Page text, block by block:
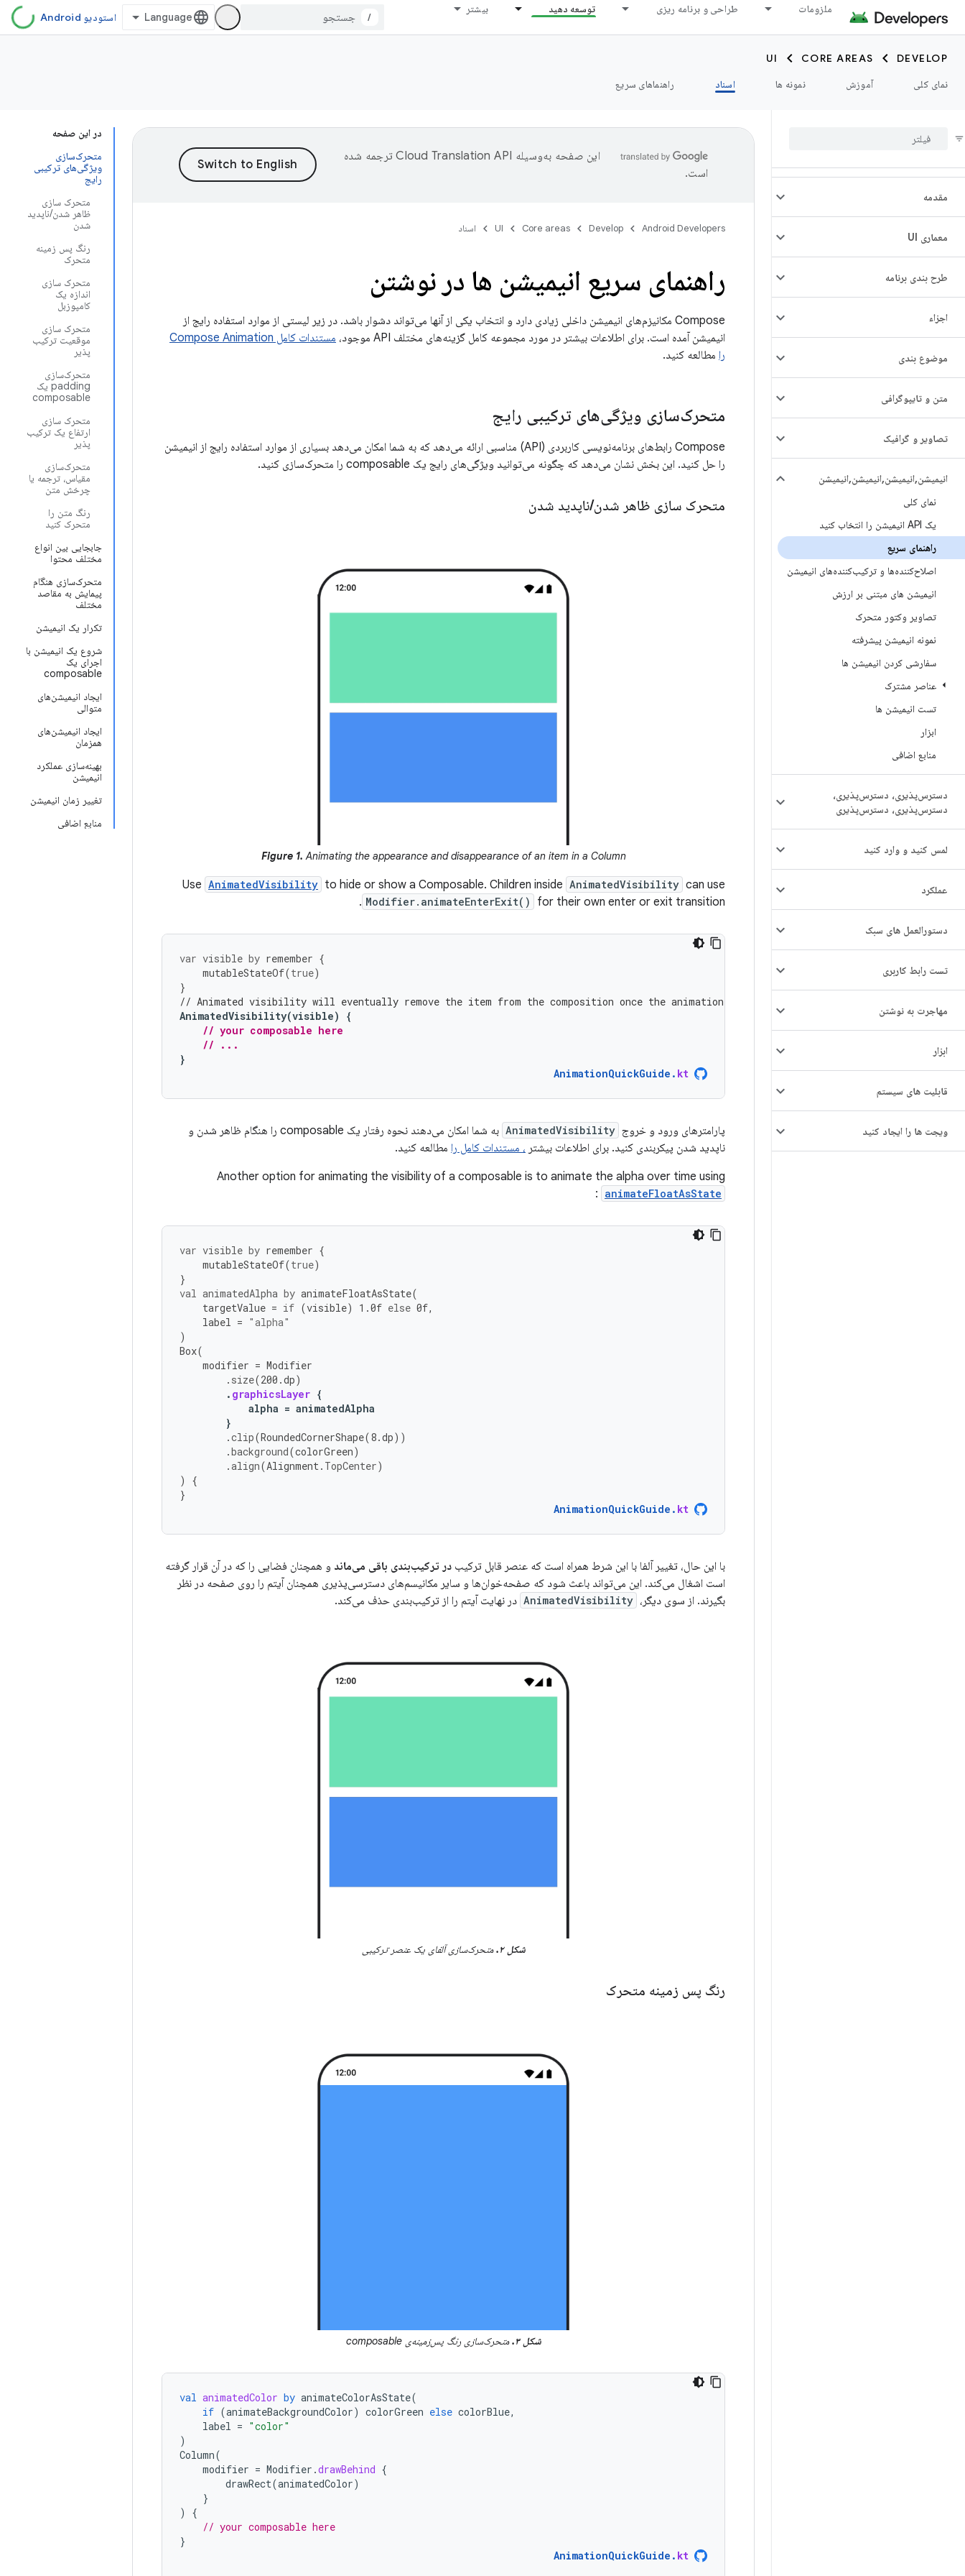
ملزومات طراحی و برنامه ریزی توسعه دهید بیشتر
/ استودیو Android
DEVELOP
CORE AREAS
UI
نمای کلی
آموزش نمونه ها اسناد راهنماهای سریع
مقدمه
معماری UI
طرح بندی برنامه
اجزاء
موضوع بندی
متن و تایپوگرافی
تصاویر و گرافیک
انیمیشن,انیمیشن,انیمیشن,انیمیشن
نمای کلی
یک API انیمیشن را انتخاب کنید
راهنمای سریع
اصلاح‌کننده‌ها و ترکیب‌کننده‌های انیمیشن
انیمیشن های مبتنی بر ارزش
تصاویر وکتور متحرک
نمونه انیمیشن پیشرفته
سفارشی کردن انیمیشن ها
عناصر مشترک
تست انیمیشن ها
ابزار
منابع اضافی
دسترس‌پذیری، دسترس‌پذیری،
دسترس‌پذیری، دسترس‌پذیری
لمس کنید و وارد کنید
عملکرد
دستورالعمل های سبک
تست رابط کاربری
مهاجرت به نوشتن
ابزار
قابلیت های سیستم
ویجت ها را ایجاد کنید
در این صفحه
متحرک‌سازی
ویژگی‌های ترکیبی
رایج
متحرک سازی
ظاهر شدن/ناپدید
شدن
رنگ پس زمینه
متحرک
متحرک سازی
اندازه یک
کامپوزبل
متحرک سازی
موقعیت ترکیب
پذیر
متحرک‌سازی
padding یک
composable
متحرک سازی
ارتفاع یک ترکیب
پذیر
متحرک‌سازی
مقیاس، ترجمه یا
چرخش متن
رنگ متن را
متحرک کنید
جابجایی بین انواع
مختلف محتوا
متحرک‌سازی هنگام
پیمایش به مقاصد
مختلف
تکرار یک انیمیشن
شروع یک انیمیشن با
اجرای یک
composable
ایجاد انیمیشن‌های
متوالی
ایجاد انیمیشن‌های
همزمان
بهینه‌سازی عملکرد
انیمیشن
تغییر زمان انیمیشن
منابع اضافی
این صفحه به‌وسیله
ترجمه شده
است.
Android Developers
Develop
Core areas
UI اسناد
راهنمای سریع انیمیشن ها در نوشتن
Compose مکانیزم‌های انیمیشن داخلی زیادی دارد و انتخاب یکی از آنها می‌تواند دشوار باشد. در زیر لیستی از موارد استفاده رایج از
انیمیشن آمده است. برای اطلاعات بیشتر در مورد مجموعه کامل گزینه‌های مختلف API موجود،
مستندات کامل Compose Animation
را مطالعه کنید.
متحرک‌سازی ویژگی‌های ترکیبی رایج
Compose رابط‌های برنامه‌نویسی کاربردی (API) مناسبی ارائه می‌دهد که به شما امکان می‌دهد بسیاری از موارد استفاده رایج از انیمیشن
را حل کنید. این بخش نشان می‌دهد که چگونه می‌توانید ویژگی‌های رایج یک composable را متحرک‌سازی کنید.
متحرک سازی ظاهر شدن/ناپدید شدن
Figure 1. Animating the appearance and disappearance of an item in a Column
Use AnimatedVisibility to hide or show a Composable. Children inside AnimatedVisibility can use
Modifier.animateEnterExit() for their own enter or exit transition.
var visible by remember {
mutableStateOf(true)
}
// Animated visibility will eventually remove the item from the composition once the animation has finished.
AnimatedVisibility(visible)
{
// your composable here
// ...
}
AnimationQuickGuide . kt
پارامترهای ورود و خروج AnimatedVisibility
به شما امکان می‌دهند نحوه رفتار یک composable را هنگام ظاهر شدن و
ناپدید شدن پیکربندی کنید. برای اطلاعات بیشتر ، مستندات کامل را مطالعه کنید.
Another option for animating the visibility of a composable is to animate the alpha over time using
animateFloatAsState
:
var visible by remember {
mutableStateOf(true)
}
val animatedAlpha by animateFloatAsState(
targetValue = if (visible) 1.0f else 0f,
label = "alpha"
)
Box(
modifier = Modifier
. size(200.dp)
. graphicsLayer {
alpha = animatedAlpha
}
.clip(RoundedCornerShape(8.dp))
.background(colorGreen)
.align(Alignment. TopCenter)
)
{
}
AnimationQuickGuide . kt
با این حال، تغییر آلفا با این شرط همراه است که عنصر قابل ترکیب در ترکیب‌بندی باقی می‌ماند و همچنان فضایی را که در آن قرار گرفته
است اشغال می‌کند. این می‌تواند باعث شود که صفحه‌خوان‌ها و سایر مکانیسم‌های دسترسی‌پذیری همچنان آیتم را روی صفحه در نظر
بگیرند. از سوی دیگر، AnimatedVisibility در نهایت آیتم را از ترکیب‌بندی حذف می‌کند.
شکل ۲. متحرک‌سازی آلفای یک عنصر ترکیبی
رنگ پس زمینه متحرک
شکل ۳. متحرک‌سازی رنگ پس‌زمینه‌ی composable
val animatedColor by animateColorAsState(
if (animateBackgroundColor) colorGreen else colorBlue,
label = "color"
)
Column(
modifier = Modifier .drawBehind {
drawRect(animatedColor)
}
)
{
// your composable here
}
AnimationQuickGuide . kt